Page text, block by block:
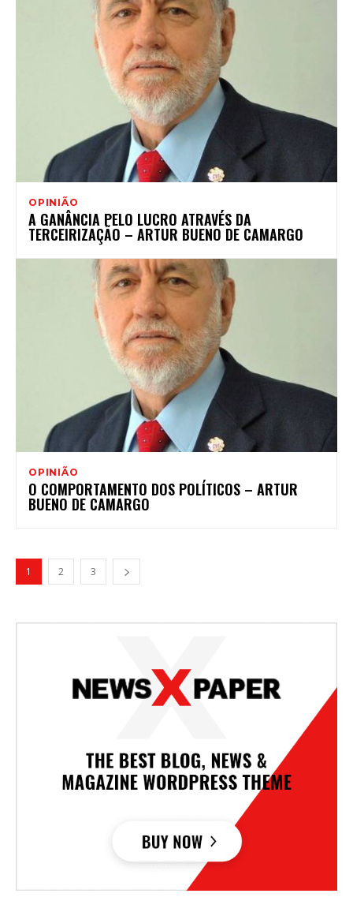
OPINIÃO
A GANÂNCIA PELO LUCRO ATRAVÉS DA
TERCEIRIZAÇÃO – ARTUR BUENO DE CAMARGO
OPINIÃO
O COMPORTAMENTO DOS POLÍTICOS – ARTUR
BUENO DE CAMARGO
1 2 3